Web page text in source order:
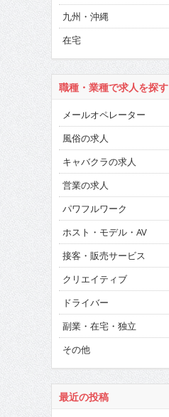
九州・沖縄
在宅
職種・業種で求人を探す
メールオペレーター
風俗の求人
キャバクラの求人
営業の求人
パワフルワーク
ホスト・モデル・AV
接客・販売サービス
クリエイティブ
ドライバー
副業・在宅・独立
その他
最近の投稿